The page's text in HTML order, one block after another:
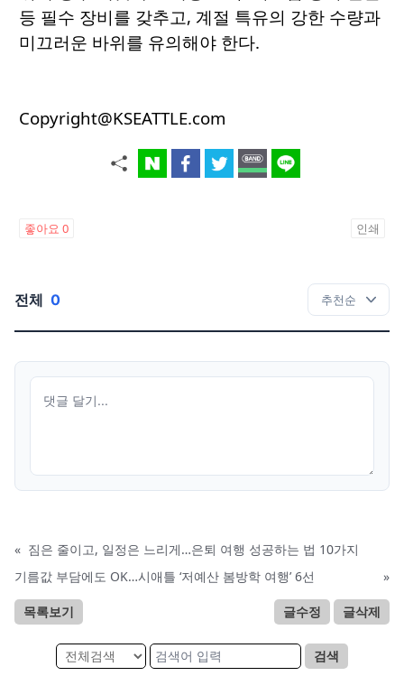
등 필수 장비를 갖추고, 계절 특유의 강한 수량과
미끄러운 바위를 유의해야 한다.
Copyright@KSEATTLE.com
좋아요 0 인쇄
전체 0
« 짐은 줄이고, 일정은 느리게…은퇴 여행 성공하는 법 10가지
기름값 부담에도 OK…시애틀 ‘저예산 봄방학 여행’ 6선
»
목록보기 글수정 글삭제
검색